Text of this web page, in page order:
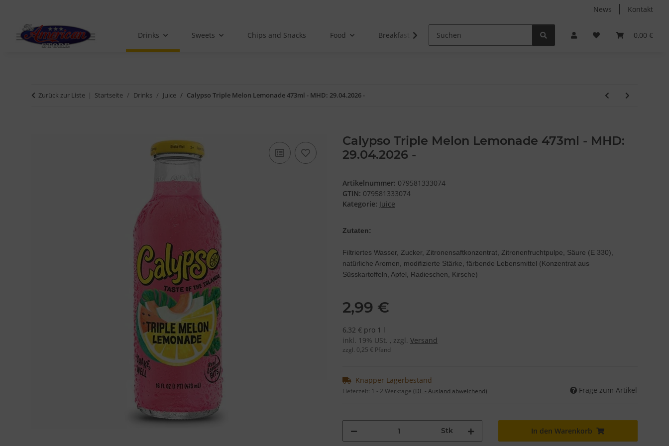
News Kontakt
0,00 €
Drinks Sweets Chips and Snacks Food Breakfast Non-Food
Zurück zur Liste Startseite Drinks Juice Calypso Triple Melon Lemonade 473ml - MHD: 29.04.2026 -
Calypso Triple Melon Lemonade 473ml - MHD:
29.04.2026 -
Artikelnummer: 079581333074
GTIN: 079581333074
Kategorie: Juice
Zutaten:
Filtriertes Wasser, Zucker, Zitronensaftkonzentrat, Zitronenfruchtpulpe, Säure (E 330),
natürliche Aromen, modifizierte Stärke, färbende Lebensmittel (Konzentrat aus
Süsskartoffeln, Apfel, Radieschen, Kirsche)
2,99 €
6,32 € pro 1 l
inkl. 19% USt. , zzgl. Versand
zzgl. 0,25 € Pfand
Knapper Lagerbestand
Lieferzeit: 1 - 2 Werktage (DE - Ausland abweichend) Frage zum Artikel
Stk In den Warenkorb